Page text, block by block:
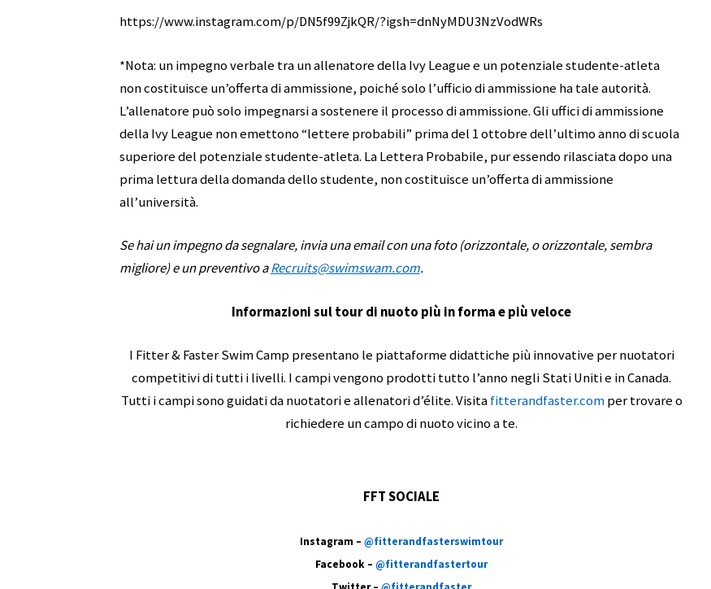
https://www.instagram.com/p/DN5f99ZjkQR/?igsh=dnNyMDU3NzVodWRs
*Nota: un impegno verbale tra un allenatore della Ivy League e un potenziale studente-atleta
non costituisce un’offerta di ammissione, poiché solo l’ufficio di ammissione ha tale autorità.
L’allenatore può solo impegnarsi a sostenere il processo di ammissione. Gli uffici di ammissione
della Ivy League non emettono “lettere probabili” prima del 1 ottobre dell’ultimo anno di scuola
superiore del potenziale studente-atleta. La Lettera Probabile, pur essendo rilasciata dopo una
prima lettura della domanda dello studente, non costituisce un’offerta di ammissione
all’università.
Se hai un impegno da segnalare, invia una email con una foto (orizzontale, o orizzontale, sembra
migliore) e un preventivo aRecruits@swimswam.com.
Informazioni sul tour di nuoto più in forma e più veloce
I Fitter & Faster Swim Camp presentano le piattaforme didattiche più innovative per nuotatori
competitivi di tutti i livelli. I campi vengono prodotti tutto l’anno negli Stati Uniti e in Canada.
Tutti i campi sono guidati da nuotatori e allenatori d’élite. Visitafitterandfaster.comper trovare o
richiedere un campo di nuoto vicino a te.
FFT SOCIALE
Instagram – @fitterandfasterswimtour
Facebook – @fitterandfastertour